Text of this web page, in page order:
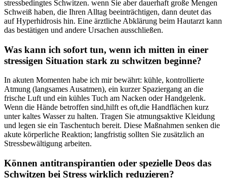
stressbedingtes Schwitzen. wenn Sie aber dauerhaft große Mengen⁢
Schweiß haben, die Ihren Alltag beeinträchtigen, dann​ deutet das
auf Hyperhidrosis hin. ⁢Eine ärztliche Abklärung beim Hautarzt kann
das bestätigen ‍und andere Ursachen ausschließen.
Was kann ich sofort tun,⁣ wenn ich mitten‌ in einer
stressigen Situation​ stark zu schwitzen beginne?
In akuten Momenten⁢ habe ich mir bewährt: ⁤kühle, kontrollierte
Atmung (langsames Ausatmen), ein ‍kurzer Spaziergang an ‍die
frische Luft und ein kühles Tuch am Nacken oder Handgelenk.
Wenn die ⁣Hände betroffen sind,hilft es oft,die Handflächen kurz
‍unter kaltes Wasser zu ⁤halten. Tragen Sie atmungsaktive Kleidung
und legen sie ein Taschentuch bereit. Diese Maßnahmen senken die
akute körperliche ⁢Reaktion; langfristig sollten Sie zusätzlich an
Stressbewältigung arbeiten.
Können antitranspirantien ⁢oder spezielle Deos das
Schwitzen bei Stress wirklich reduzieren?